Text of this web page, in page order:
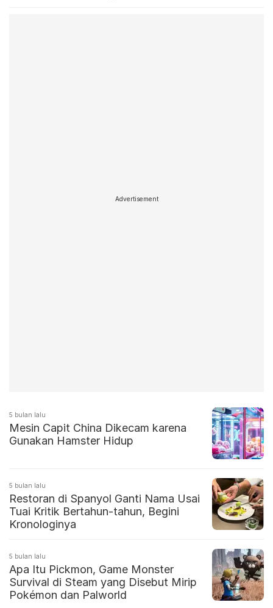
Advertisement
5 bulan lalu
Mesin Capit China Dikecam karena
Gunakan Hamster Hidup
5 bulan lalu
Restoran di Spanyol Ganti Nama Usai
Tuai Kritik Bertahun-tahun, Begini
Kronologinya
5 bulan lalu
Apa Itu Pickmon, Game Monster
Survival di Steam yang Disebut Mirip
Pokémon dan Palworld